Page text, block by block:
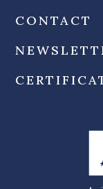
CONTACT